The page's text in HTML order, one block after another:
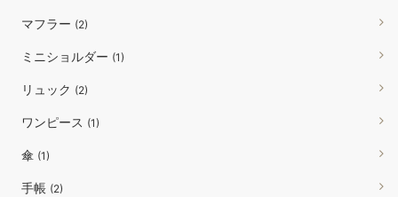
マフラー (2)
ミニショルダー (1)
リュック (2)
ワンピース (1)
傘 (1)
手帳 (2)